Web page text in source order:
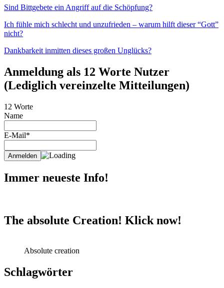
Sind Bittgebete ein Angriff auf die Schöpfung?
Ich fühle mich schlecht und unzufrieden – warum hilft dieser “Gott”
nicht?
Dankbarkeit inmitten dieses großen Unglücks?
Anmeldung als 12 Worte Nutzer
(Lediglich vereinzelte Mitteilungen)
12 Worte
Name
E-Mail*
Immer neueste Info!
The absolute Creation! Klick now!
Absolute creation
Schlagwörter